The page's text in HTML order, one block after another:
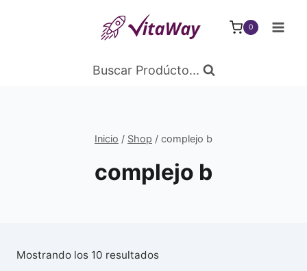
0
Buscar Prodúcto...
Inicio / Shop / complejo b
complejo b
Mostrando los 10 resultadosOrdenado